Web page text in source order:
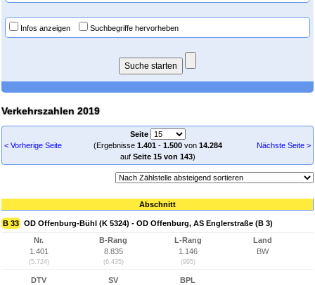
Infos anzeigen Suchbegriffe hervorheben
Verkehrszahlen 2019
< Vorherige Seite
Seite
(Ergebnisse 1.401- 1.500von 14.284
auf Seite 15 von 143)
Nächste Seite >
Abschnitt
B 33 OD Offenburg-Bühl (K 5324) - OD Offenburg, AS Englerstraße (B 3)
Nr.
1.401
(5.724)
B-Rang
8.835
(6.435)
L-Rang
1.146
(995)
Land
BW
DTV
SV
BPL